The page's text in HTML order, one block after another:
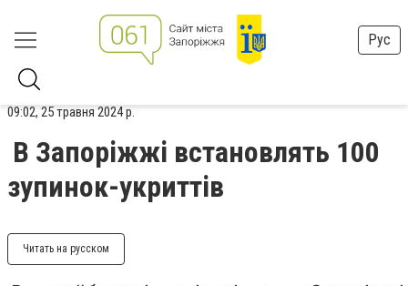
Рус
09:02, 25 травня 2024 р.
В Запоріжжі встановлять 100
зупинок-укриттів
Читать на русском